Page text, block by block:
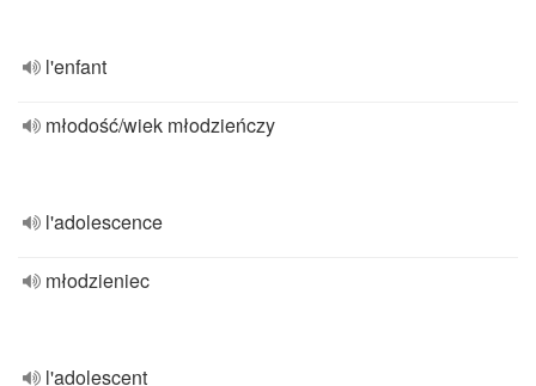
l'enfant
młodość/wiek młodzieńczy
l'adolescence
młodzieniec
l'adolescent